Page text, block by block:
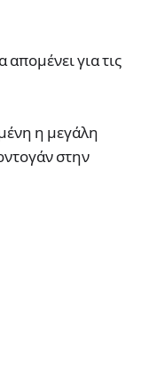
για τις
η μεγάλη
στην